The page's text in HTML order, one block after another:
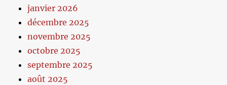
janvier 2026
décembre 2025
novembre 2025
octobre 2025
septembre 2025
août 2025